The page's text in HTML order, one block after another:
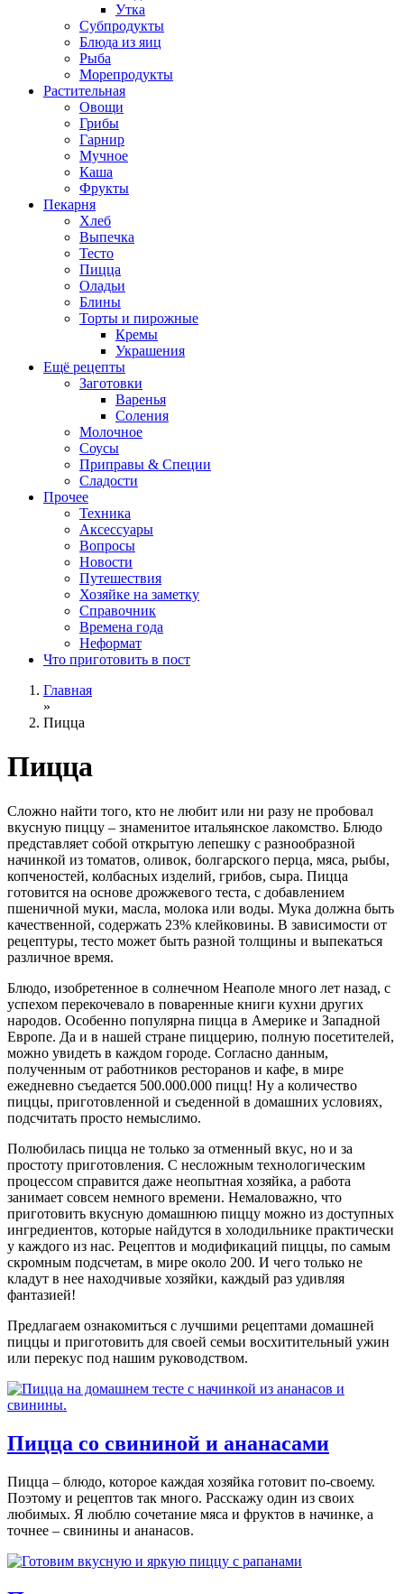
Утка
Субпродукты
Блюда из яиц
Рыба
Морепродукты
Растительная
Овощи
Грибы
Гарнир
Мучное
Каша
Фрукты
Пекарня
Хлеб
Выпечка
Тесто
Пицца
Оладьи
Блины
Торты и пирожные
Кремы
Украшения
Ещё рецепты
Заготовки
Варенья
Соления
Молочное
Соусы
Приправы & Специи
Сладости
Прочее
Техника
Аксессуары
Вопросы
Новости
Путешествия
Хозяйке на заметку
Справочник
Времена года
Неформат
Что приготовить в пост
Главная
»
Пицца
Пицца
Сложно найти того, кто не любит или ни разу не пробовал
вкусную пиццу – знаменитое итальянское лакомство. Блюдо
представляет собой открытую лепешку с разнообразной
начинкой из томатов, оливок, болгарского перца, мяса, рыбы,
копченостей, колбасных изделий, грибов, сыра. Пицца
готовится на основе дрожжевого теста, с добавлением
пшеничной муки, масла, молока или воды. Мука должна быть
качественной, содержать 23% клейковины. В зависимости от
рецептуры, тесто может быть разной толщины и выпекаться
различное время.
Блюдо, изобретенное в солнечном Неаполе много лет назад, с
успехом перекочевало в поваренные книги кухни других
народов. Особенно популярна пицца в Америке и Западной
Европе. Да и в нашей стране пиццерию, полную посетителей,
можно увидеть в каждом городе. Согласно данным,
полученным от работников ресторанов и кафе, в мире
ежедневно съедается 500.000.000 пицц! Ну а количество
пиццы, приготовленной и съеденной в домашних условиях,
подсчитать просто немыслимо.
Полюбилась пицца не только за отменный вкус, но и за
простоту приготовления. С несложным технологическим
процессом справится даже неопытная хозяйка, а работа
занимает совсем немного времени. Немаловажно, что
приготовить вкусную домашнюю пиццу можно из доступных
ингредиентов, которые найдутся в холодильнике практически
у каждого из нас. Рецептов и модификаций пиццы, по самым
скромным подсчетам, в мире около 200. И чего только не
кладут в нее находчивые хозяйки, каждый раз удивляя
фантазией!
Предлагаем ознакомиться с лучшими рецептами домашней
пиццы и приготовить для своей семьи восхитительный ужин
или перекус под нашим руководством.
Пицца со свининой и ананасами
Пицца – блюдо, которое каждая хозяйка готовит по-своему.
Поэтому и рецептов так много. Расскажу один из своих
любимых. Я люблю сочетание мяса и фруктов в начинке, а
точнее – свинины и ананасов.